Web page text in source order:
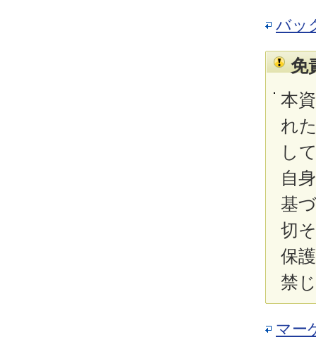
バッ
免
本
れ
し
自
基
切
保
禁
マー